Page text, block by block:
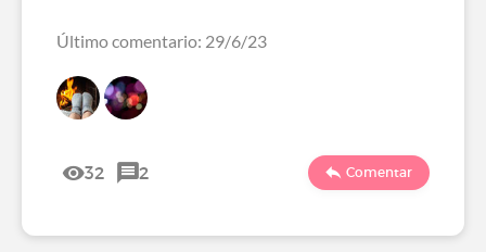
Último comentario: 29/6/23
32 2 Comentar